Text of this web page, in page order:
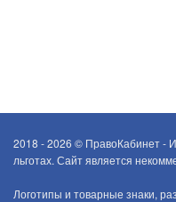
2018 - 2026 © ПравоКабинет -
льготах. Сайт является
Логотипы и товарные знаки,